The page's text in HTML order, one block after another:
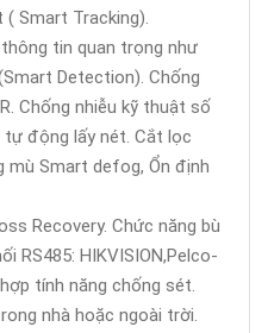
Smart Tracking).
tin quan trọng như
Detection). Chống
Chống nhiễu kỹ thuật số
tự động lấy nét. Cắt lọc
mù Smart defog, Ổn định
Recovery. Chức năng bù
RS485: HIKVISION,Pelco-
tính năng chống sét.
nhà hoặc ngoài trời.